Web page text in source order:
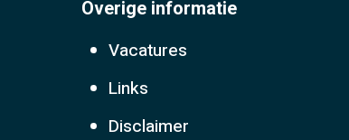
Overige informatie
Vacatures
Links
Disclaimer